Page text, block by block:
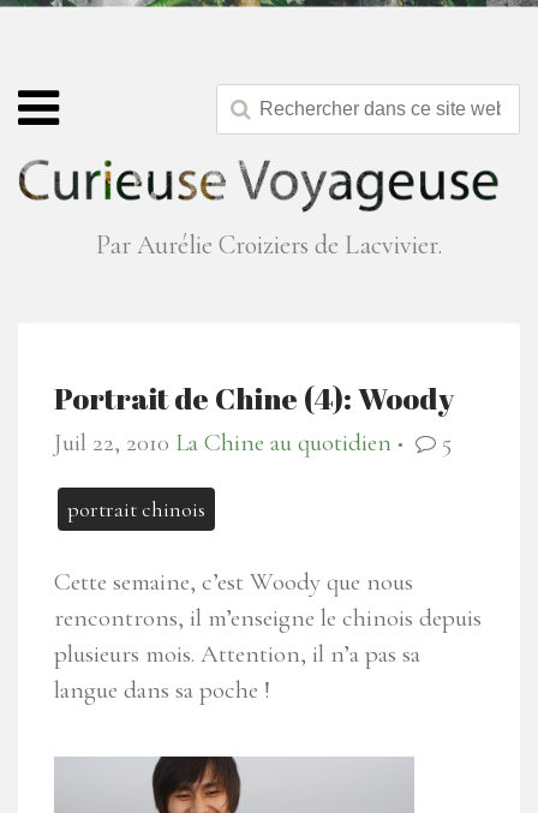
Par Aurélie Croiziers de Lacvivier.
Portrait de Chine (4): Woody
Juil 22, 2010 La Chine au quotidien ● 5
portrait chinois
Cette semaine, c’est Woody que nous
rencontrons, il m’enseigne le chinois depuis
plusieurs mois. Attention, il n’a pas sa
langue dans sa poche !